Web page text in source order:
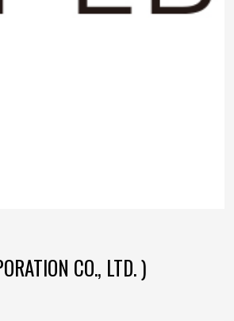
CO., LTD. )